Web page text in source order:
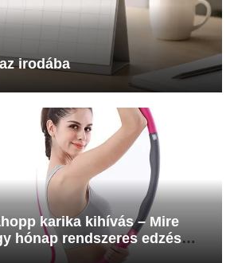
irodába
karika kihívás – Mire
hónap rendszeres edzés